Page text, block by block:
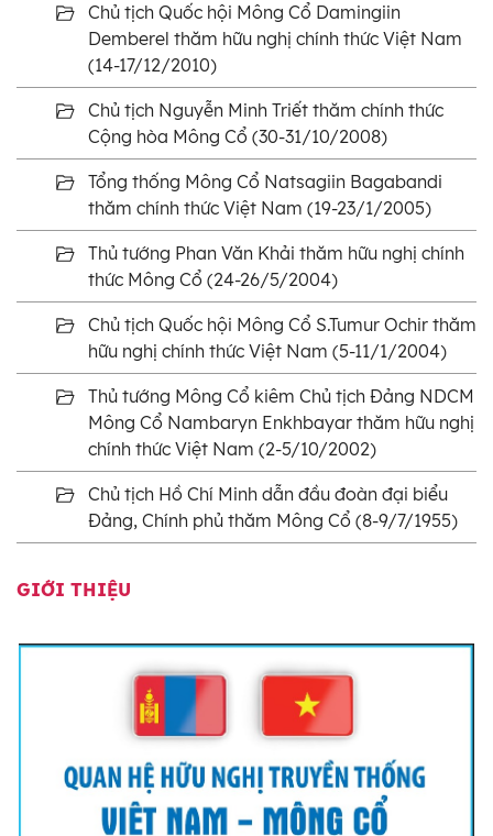
Chủ tịch Quốc hội Mông Cổ Damingiin
Demberel thăm hữu nghị chính thức Việt Nam
(14-17/12/2010)
Chủ tịch Nguyễn Minh Triết thăm chính thức
Cộng hòa Mông Cổ (30-31/10/2008)
Tổng thống Mông Cổ Natsagiin Bagabandi
thăm chính thức Việt Nam (19-23/1/2005)
Thủ tướng Phan Văn Khải thăm hữu nghị chính
thức Mông Cổ (24-26/5/2004)
Chủ tịch Quốc hội Mông Cổ S.Tumur Ochir thăm
hữu nghị chính thức Việt Nam (5-11/1/2004)
Thủ tướng Mông Cổ kiêm Chủ tịch Đảng NDCM
Mông Cổ Nambaryn Enkhbayar thăm hữu nghị
chính thức Việt Nam (2-5/10/2002)
Chủ tịch Hồ Chí Minh dẫn đầu đoàn đại biểu
Đảng, Chính phủ thăm Mông Cổ (8-9/7/1955)
GIỚI THIỆU